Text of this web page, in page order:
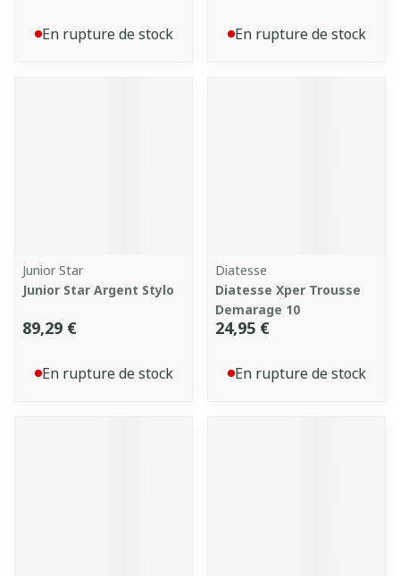
En rupture de stock En rupture de stock
Junior Star
Junior Star Argent Stylo
89,29 €
En rupture de stock
Diatesse
Diatesse Xper Trousse
Demarage 10
24,95 €
En rupture de stock